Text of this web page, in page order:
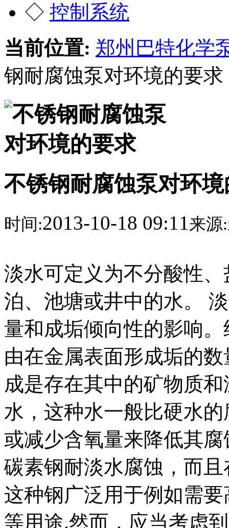
◇ 控制系统
当前位置: 郑州巴特化学
钢耐腐蚀泵对环境的要求
不锈钢耐腐蚀泵对环
时间:2013-10-18 09:11来源:
淡水可定义为不分酸性
泊、池塘或井中的水。
量和成垢倾向性的影响
由在金属表面形成垢的
成是存在其中的矿物质
水，这种水一般比硬水
或减少含氧量来降低其
碳素钢耐淡水腐蚀，而
这种钢广泛用于例如需
等用途.然而，应当考虑